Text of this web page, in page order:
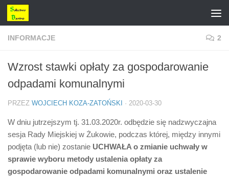
Przejdź do treści
INFORMACJE 2
Wzrost stawki opłaty za gospodarowanie
odpadami komunalnymi
PRZEZ WOJCIECH KOZA-ZATOŃSKI · 2020-03-30
W dniu jutrzejszym tj. 31.03.2020r. odbędzie się nadzwyczajna
sesja Rady Miejskiej w Żukowie, podczas której, między innymi
podjęta (lub nie) zostanie UCHWAŁA o zmianie uchwały w
sprawie wyboru metody ustalenia opłaty za
gospodarowanie odpadami komunalnymi oraz ustalenie